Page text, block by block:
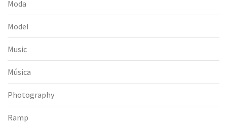
Moda
Model
Music
Música
Photography
Ramp